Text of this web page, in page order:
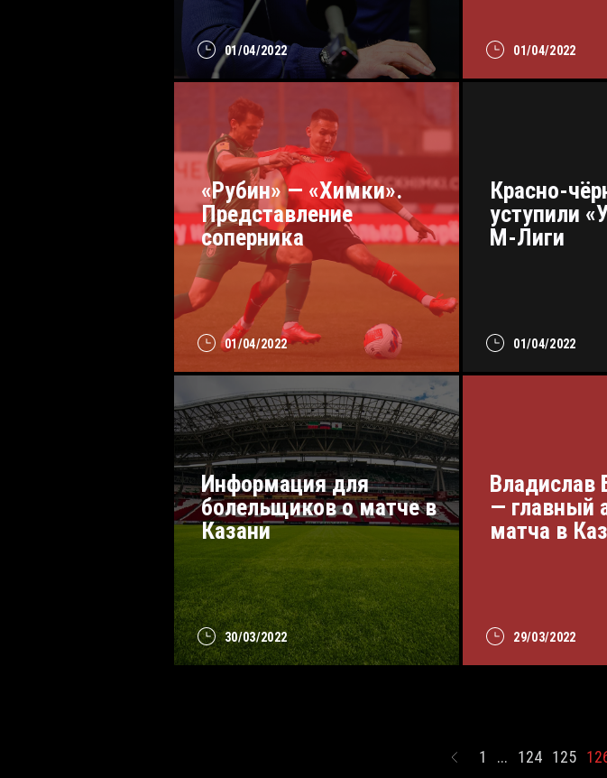
01/04/2022 01/04/2022
01/04/2022
«Рубин» — «Химки».
Представление
соперника
01/04/2022
Красно-
уступили
М-Лиги
30/03/2022
Информация для
болельщиков о матче в
Казани
29/03/2022
Владислав
— главный
матча в
1 ... 124 125